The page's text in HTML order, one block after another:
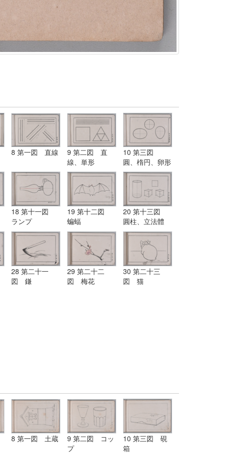
8 第一図 直線
9 第二図 直
線、単形
10 第三図
圓、楕円、卵形
18 第十一図
ランプ
19 第十二図
蝙蝠
20 第十三図
圓柱、立法體
28 第二十一
図 鎌
29 第二十二
図 梅花
30 第二十三
図 猫
8 第一図 土蔵
9 第二図 コッ
プ
10 第三図 硯
箱